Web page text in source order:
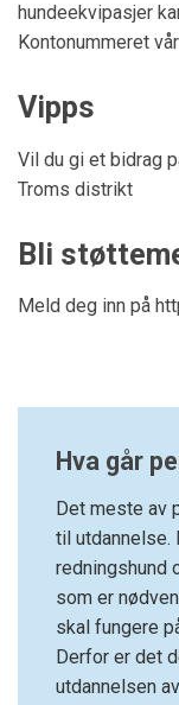
hundeekvipasjer
Kontonummeret
Vipps
Vil du gi et bidrag
Troms distrikt
Bli
Meld deg inn på
Hva går
Det meste av
til utdannelse.
redningshund
som er
skal fungere
Derfor er det
utdannelsen